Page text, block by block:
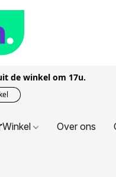
de winkel om 17u.
Winkel Over ons